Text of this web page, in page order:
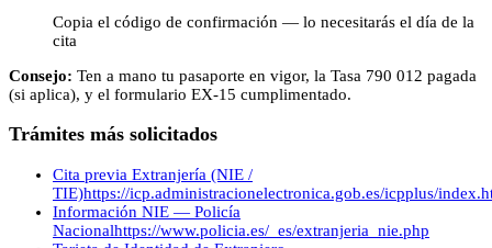
Copia el código de confirmación — lo necesitarás el día de la
cita
Consejo: Ten a mano tu pasaporte en vigor, la Tasa 790 012 pagada
(si aplica), y el formulario EX-15 cumplimentado.
Trámites más solicitados
Cita previa Extranjería (NIE /
TIE)https://icp.administracionelectronica.gob.es/icpplus/
Información NIE — Policía
Nacionalhttps://www.policia.es/_es/extranjeria_nie.php